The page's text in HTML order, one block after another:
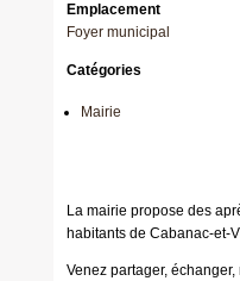
Emplacement
Foyer municipal
Catégories
Mairie
La mairie propose des
habitants de Cabanac-et-
Venez partager,